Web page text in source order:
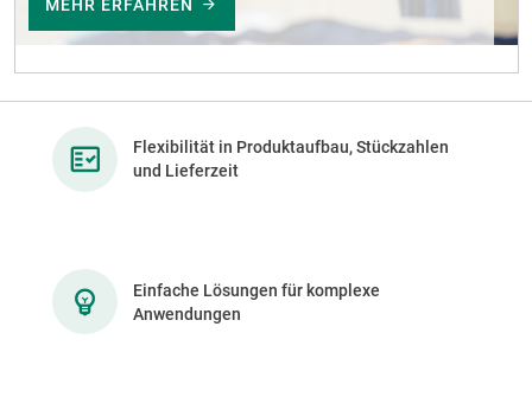
MEHR ERFAHREN
Flexibilität in Produktaufbau, Stückzahlen
und Lieferzeit
Einfache Lösungen für komplexe
Anwendungen